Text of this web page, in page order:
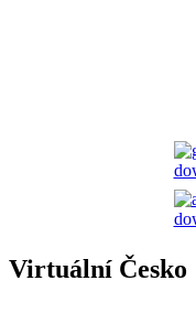
Virtuální Česko